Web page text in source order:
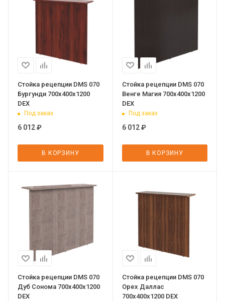
Стойка рецепции DMS 070
Бургунди 700х400х1200
DEX
Под заказ
6 012₽
В КОРЗИНУ
Стойка рецепции DMS 070
Венге Магия 700х400х1200
DEX
Под заказ
6 012₽
В КОРЗИНУ
Стойка рецепции DMS 070
Дуб Сонома 700х400х1200
DEX
Стойка рецепции DMS 070
Орех Даллас
700х400х1200 DEX